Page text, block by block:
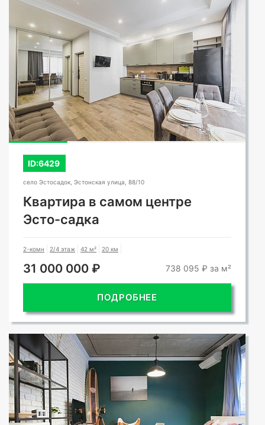
СМОТРЕТЬ ВСЕ ФОТО
ID:6429
село Эстосадок, Эстонская улица, 88/10
Квартира в самом центре
Эсто-садка
2-комн 2/4 этаж 42 м² 20 км
31 000 000 ₽ 738 095 ₽ за м²
ПОДРОБНЕЕ